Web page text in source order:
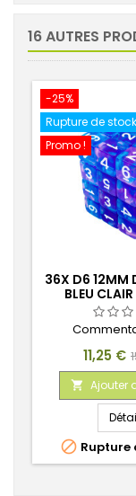
16 AUTRES
-25%
Rupture de stock
Promo !
36X D6 12MM
BLEU
Prix
11,25 €
 Ajouter
 Rupture